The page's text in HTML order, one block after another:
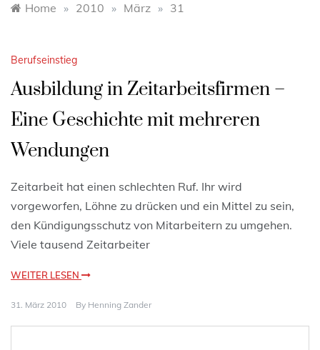
Home » 2010 » März » 31
Berufseinstieg
Ausbildung in Zeitarbeitsfirmen –
Eine Geschichte mit mehreren
Wendungen
Zeitarbeit hat einen schlechten Ruf. Ihr wird
vorgeworfen, Löhne zu drücken und ein Mittel zu sein,
den Kündigungsschutz von Mitarbeitern zu umgehen.
Viele tausend Zeitarbeiter
WEITER LESEN
31. März 2010 By Henning Zander